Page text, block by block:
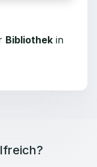
Bibliothek in